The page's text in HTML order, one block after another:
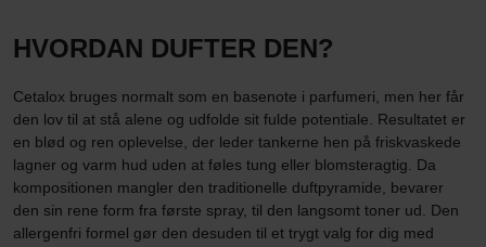
HVORDAN DUFTER DEN?
Cetalox bruges normalt som en basenote i parfumeri, men her får
den lov til at stå alene og udfolde sit fulde potentiale. Resultatet er
en blød og ren oplevelse, der leder tankerne hen på friskvaskede
lagner og varm hud uden at føles tung eller blomsteragtig. Da
kompositionen mangler den traditionelle duftpyramide, bevarer
den sin rene form fra første spray, til den langsomt toner ud. Den
allergenfri formel gør den desuden til et trygt valg for dig med